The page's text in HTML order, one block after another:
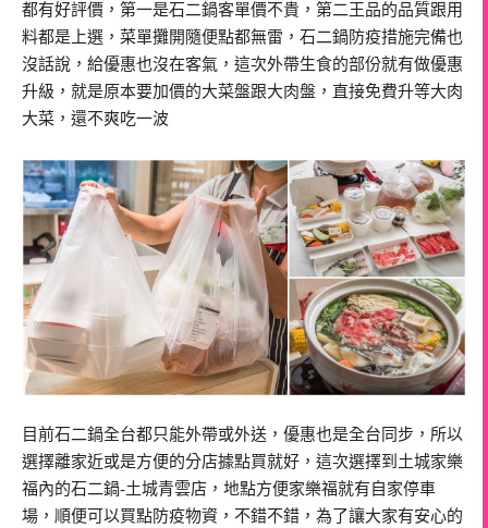
都有好評價，第一是石二鍋客單價不貴，第二王品的品質跟用
料都是上選，菜單攤開隨便點都無雷，石二鍋防疫措施完備也
沒話說，給優惠也沒在客氣，這次外帶生食的部份就有做優惠
升級，就是原本要加價的大菜盤跟大肉盤，直接免費升等大肉
大菜，還不爽吃一波
目前石二鍋全台都只能外帶或外送，優惠也是全台同步，所以
選擇離家近或是方便的分店據點買就好，這次選擇到土城家樂
福內的石二鍋-土城青雲店，地點方便家樂福就有自家停車
場，順便可以買點防疫物資，不錯不錯，為了讓大家有安心的